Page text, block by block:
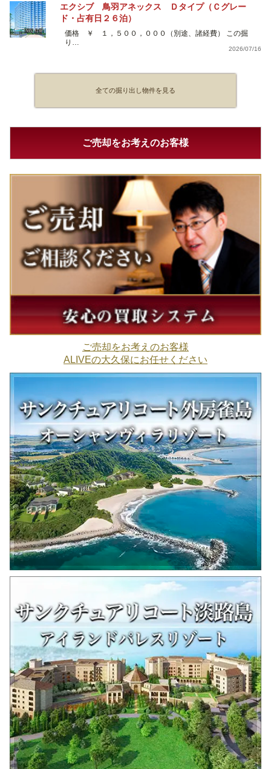
エクシブ 鳥羽アネックス Ｄタイプ（Ｃグレー
ド・占有日２６泊）
価格 ￥ １，５００，０００（別途、諸経費） この掘
り…
2026/07/16
全ての掘り出し物件を見る
ご売却をお考えのお客様
ご売却をお考えのお客様
ALIVEの大久保にお任せください